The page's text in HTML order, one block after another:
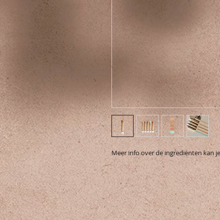
Meer info over de ingrediënten kan je